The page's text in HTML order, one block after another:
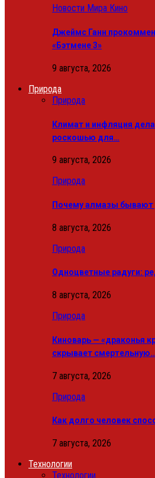
Новости Мира Кино
Джеймс Ганн
«Бэтмене 3»
9 августа, 2026
Природа
Природа
Климат и инфляция
роскошью для…
9 августа, 2026
Природа
Почему алмазы бывают
8 августа, 2026
Природа
Одноцветные радуги:
8 августа, 2026
Природа
Киноварь — «драконья
скрывает смертельную…
7 августа, 2026
Природа
Как долго человек
7 августа, 2026
Технологии
Технологии